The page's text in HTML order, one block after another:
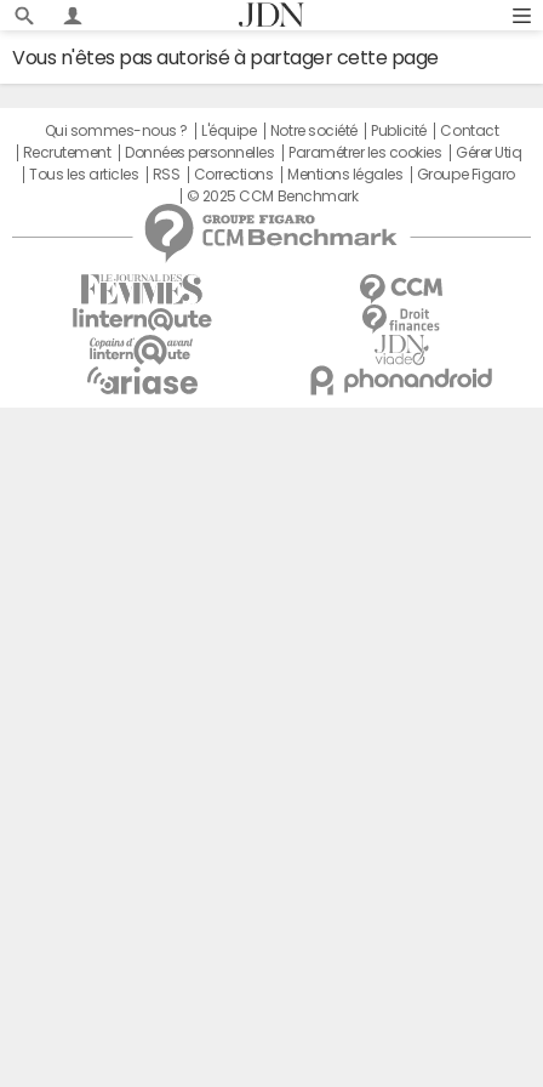
Vous n'êtes pas autorisé à partager cette page
Qui sommes-nous ? L'équipe Notre société Publicité
Contact
Recrutement
Données personnelles Paramétrer les cookies
Gérer Utiq
Tous les articles
RSS Corrections Mentions légales
Groupe Figaro
© 2025 CCM Benchmark